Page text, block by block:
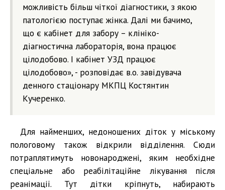
можливість більш чіткої діагностики, з якою
патологією поступає жінка. Далі ми бачимо,
що є кабінет для забору – клініко-
діагностична лабораторія, вона працює
цілодобово. І кабінет УЗД працює
цілодобово», - розповідає в.о. завідувача
денного стаціонару МКПЦ Костянтин
Кучеренко.
Для найменших, недоношених діток у міському
пологовому також відкрили відділення. Сюди
потраплятимуть новонароджені, яким необхідне
спеціальне або реабілітаційне лікування після
реанімації. Тут дітки кріпнуть, набирають